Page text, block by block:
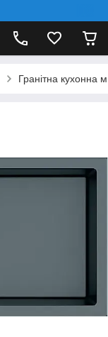
Гранітна кухонна